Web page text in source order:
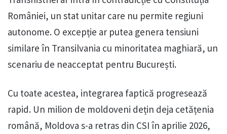
României, un stat unitar care nu permite regiuni
autonome. O excepție ar putea genera tensiuni
similare în Transilvania cu minoritatea maghiară, un
scenariu de neacceptat pentru București.
Cu toate acestea, integrarea faptică progresează
rapid. Un milion de moldoveni dețin deja cetățenia
română, Moldova s-a retras din CSI în aprilie 2026,